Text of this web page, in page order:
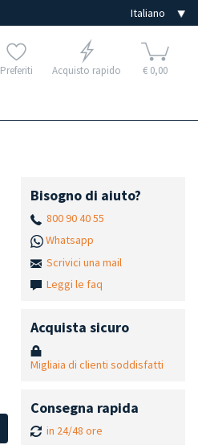
Preferiti Acquisto rapido € 0,00
Bisogno di aiuto?
800 90 40 55
Whatsapp
Scrivici una mail
Leggi le faq
Acquista sicuro
Migliaia di clienti soddisfatti
Consegna rapida
in 24/48 ore